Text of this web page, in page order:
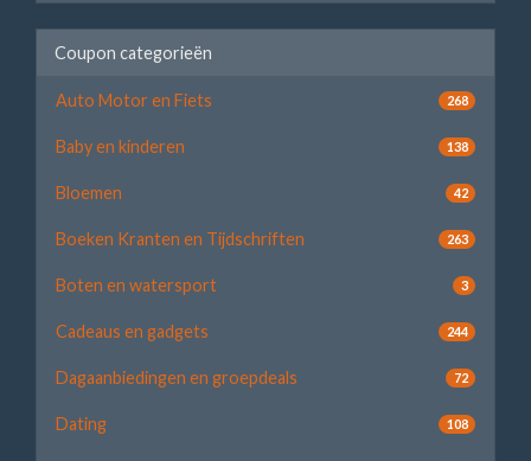
Coupon categorieën
Auto Motor en Fiets 268
Baby en kinderen 138
Bloemen 42
Boeken Kranten en Tijdschriften 263
Boten en watersport 3
Cadeaus en gadgets 244
Dagaanbiedingen en groepdeals 72
Dating 108